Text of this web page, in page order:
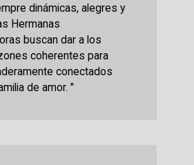
dinámicas, alegres y
Hermanas
buscan dar a los
coherentes para
conectados
de amor. "